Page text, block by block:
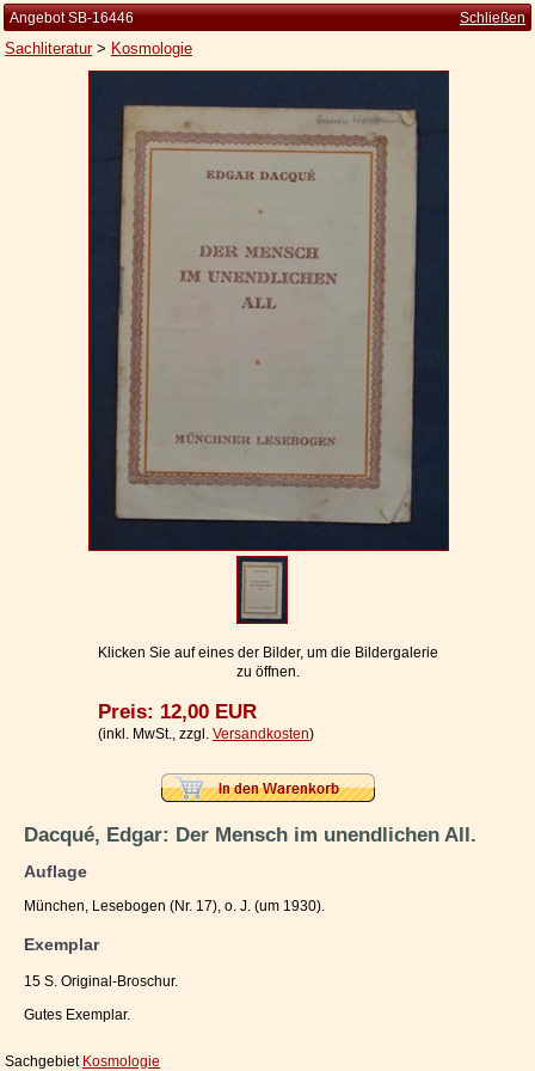
Kleine Kulturgeschichte
Die Brockhaus Auflagen
Die Meyer Auflagen
Zu den Angeboten
Widerrufsbelehrung
Geschäftsbedingungen
Datenschutzerklärung
Ihr Warenkorb
Angebot SB-16446 Schließen
Sachliteratur> Kosmologie
Klicken Sie auf eines der Bilder, um die Bildergalerie
zu öffnen.
Preis: 12,00 EUR
(inkl. MwSt., zzgl. Versandkosten)
Dacqué, Edgar: Der Mensch im unendlichen All.
Auflage
München, Lesebogen (Nr. 17), o. J. (um 1930).
Exemplar
15 S. Original-Broschur.
Gutes Exemplar.
Sachgebiet Kosmologie